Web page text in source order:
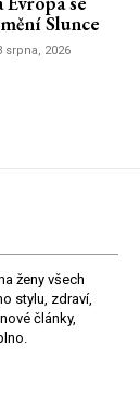
Slunce
srpna, 2026
ženy všech
stylu, zdraví,
články,